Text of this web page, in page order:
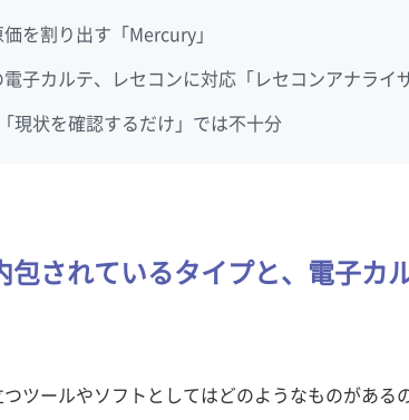
価を割り出す「Mercury」
子カルテ、レセコンに対応「レセコンアナライ
現状を確認するだけ」では不十分
包されているタイプと、電子カ
ツールやソフトとしてはどのようなものがある